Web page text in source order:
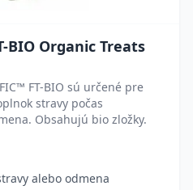
BIO Organic Treats
FT-BIO sú určené pre
stravy počas
Obsahujú bio zložky.
alebo odmena